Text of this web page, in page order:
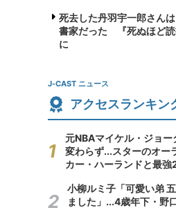
死去した丹羽宇一郎さん
書家だった 『死ぬほど
に
J-CAST ニュース
アクセスランキン
元NBAマイケル・ジョ
変わらず...スターのオ
カー・ハーランドと最強
小柳ルミ子「可愛い弟
ました」...4歳年下・野